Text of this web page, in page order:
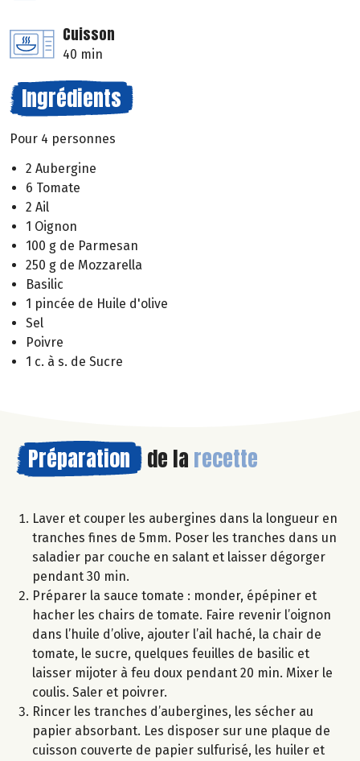
Cuisson
40 min
Ingrédients
Pour 4 personnes
2 Aubergine
6 Tomate
2 Ail
1 Oignon
100 g de Parmesan
250 g de Mozzarella
Basilic
1 pincée de Huile d'olive
Sel
Poivre
1 c. à s. de Sucre
Préparation de la recette
Laver et couper les aubergines dans la longueur en
tranches fines de 5mm. Poser les tranches dans un
saladier par couche en salant et laisser dégorger
pendant 30 min.
Préparer la sauce tomate : monder, épépiner et
hacher les chairs de tomate. Faire revenir l’oignon
dans l’huile d’olive, ajouter l’ail haché, la chair de
tomate, le sucre, quelques feuilles de basilic et
laisser mijoter à feu doux pendant 20 min. Mixer le
coulis. Saler et poivrer.
Rincer les tranches d’aubergines, les sécher au
papier absorbant. Les disposer sur une plaque de
cuisson couverte de papier sulfurisé, les huiler et